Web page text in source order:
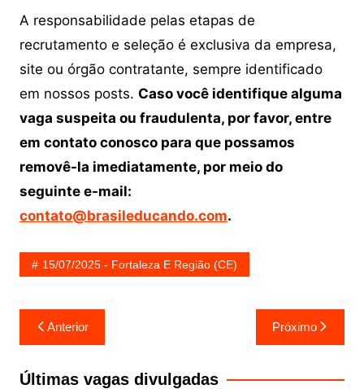
A responsabilidade pelas etapas de
recrutamento e seleção é exclusiva da empresa,
site ou órgão contratante, sempre identificado
em nossos posts. Caso você identifique alguma
vaga suspeita ou fraudulenta, por favor, entre
em contato conosco para que possamos
removê-la imediatamente, por meio do
seguinte e-mail:
contato@brasileducando.com.
15/07/2025 - Fortaleza E Região (CE)
Navegação
de
Post
Anterior Próximo
Últimas vagas divulgadas